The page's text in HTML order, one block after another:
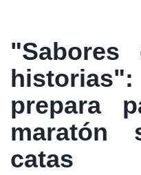
"Sabores
prepara
maratón
catas